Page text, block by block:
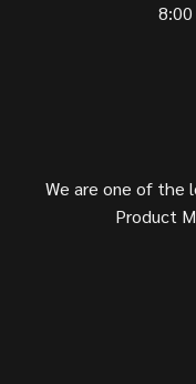
8:00
We are one of the
Product